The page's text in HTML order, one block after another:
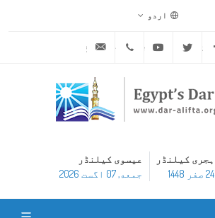
اردو
Facebook
Twitter
Youtube
ہجری کیلنڈر
24 صفر 1448
عیسوی کیلنڈر
جمعه, 07 اگست 2026